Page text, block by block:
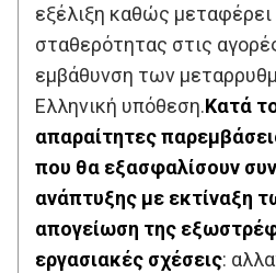
εξέλιξη καθώς
σταθερότητας στις
εμβάθυνση των
Ελληνική υπόθεση.Κατά
απαραίτητες
που θα εξασφαλίσουν
ανάπτυξης με εκτίναξη
απογείωση της
εργασιακές σχέσεις: